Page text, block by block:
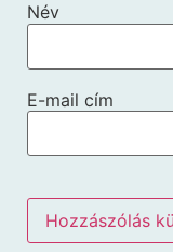
Név
E-mail cím